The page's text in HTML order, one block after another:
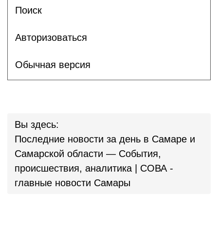
Поиск
Авторизоваться
Обычная версия
Вы здесь:
Последние новости за день в Самаре и
Самарской области — События,
происшествия, аналитика | СОВА -
главные новости Самары